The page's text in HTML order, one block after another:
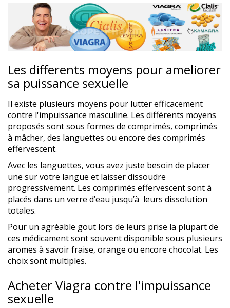
Les differents moyens pour ameliorer
sa puissance sexuelle
Il existe plusieurs moyens pour lutter efficacement
contre l'impuissance masculine. Les différents moyens
proposés sont sous formes de comprimés, comprimés
à mâcher, des languettes ou encore des comprimés
effervescent.
Avec les languettes, vous avez juste besoin de placer
une sur votre langue et laisser dissoudre
progressivement. Les comprimés effervescent sont à
placés dans un verre d’eau jusqu’à leurs dissolution
totales.
Pour un agréable gout lors de leurs prise la plupart de
ces médicament sont souvent disponible sous plusieurs
aromes à savoir fraise, orange ou encore chocolat. Les
choix sont multiples.
Acheter Viagra contre l'impuissance
sexuelle